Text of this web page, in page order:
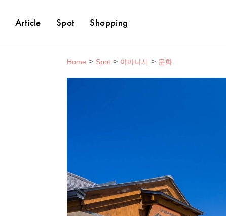
Article Spot Shopping
Home Spot 야마나시 문화